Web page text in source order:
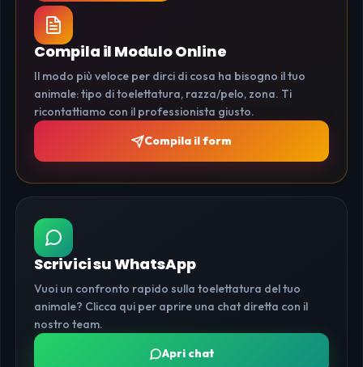
Compila il Modulo Online
Il modo più veloce per dirci di cosa ha bisogno il tuo
animale: tipo di toelettatura, razza/pelo, zona. Ti
ricontattiamo con il professionista giusto.
Compila il form
Scrivici su WhatsApp
Vuoi un confronto rapido sulla toelettatura del tuo
animale? Clicca qui per aprire una chat diretta con il
nostro team.
Apri chat